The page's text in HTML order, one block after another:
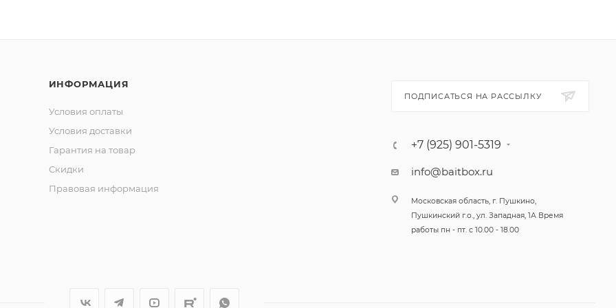
надежный хват, снижая усталость во время длительных
ИНФОРМАЦИЯ
Условия оплаты
Условия доставки
Гарантия на товар
Скидки
Правовая информация
ПОДПИСАТЬСЯ НА РАССЫЛКУ
+7 (925) 901-5319
info@baitbox.ru
Московская область, г. Пушкино,
Пушкинский г.о., ул. Западная, 1А Время
работы пн - пт. с 10.00 - 18.00